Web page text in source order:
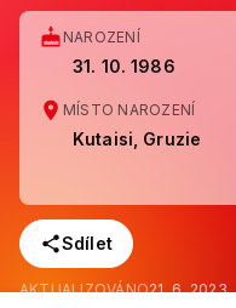
NAROZENÍ
31. 10. 1986
MÍSTO NAROZENÍ
Kutaisi, Gruzie
Sdílet
AKTUALIZOVÁNO21. 6. 2023